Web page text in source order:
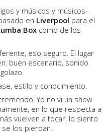
y músicos y músicos-
en Liverpool para el
Box como de los
eso seguro. El lugar
buen escenario, sonido
estilo y conocimiento.
Yo no vi un show
en lo que respecta a
vuelven a tocar, lo siento
se los pierdan.